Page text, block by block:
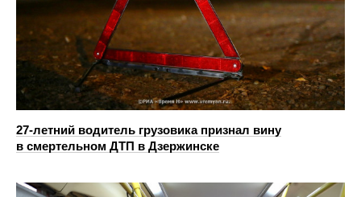
27-летний водитель грузовика признал вину
в смертельном ДТП в Дзержинске